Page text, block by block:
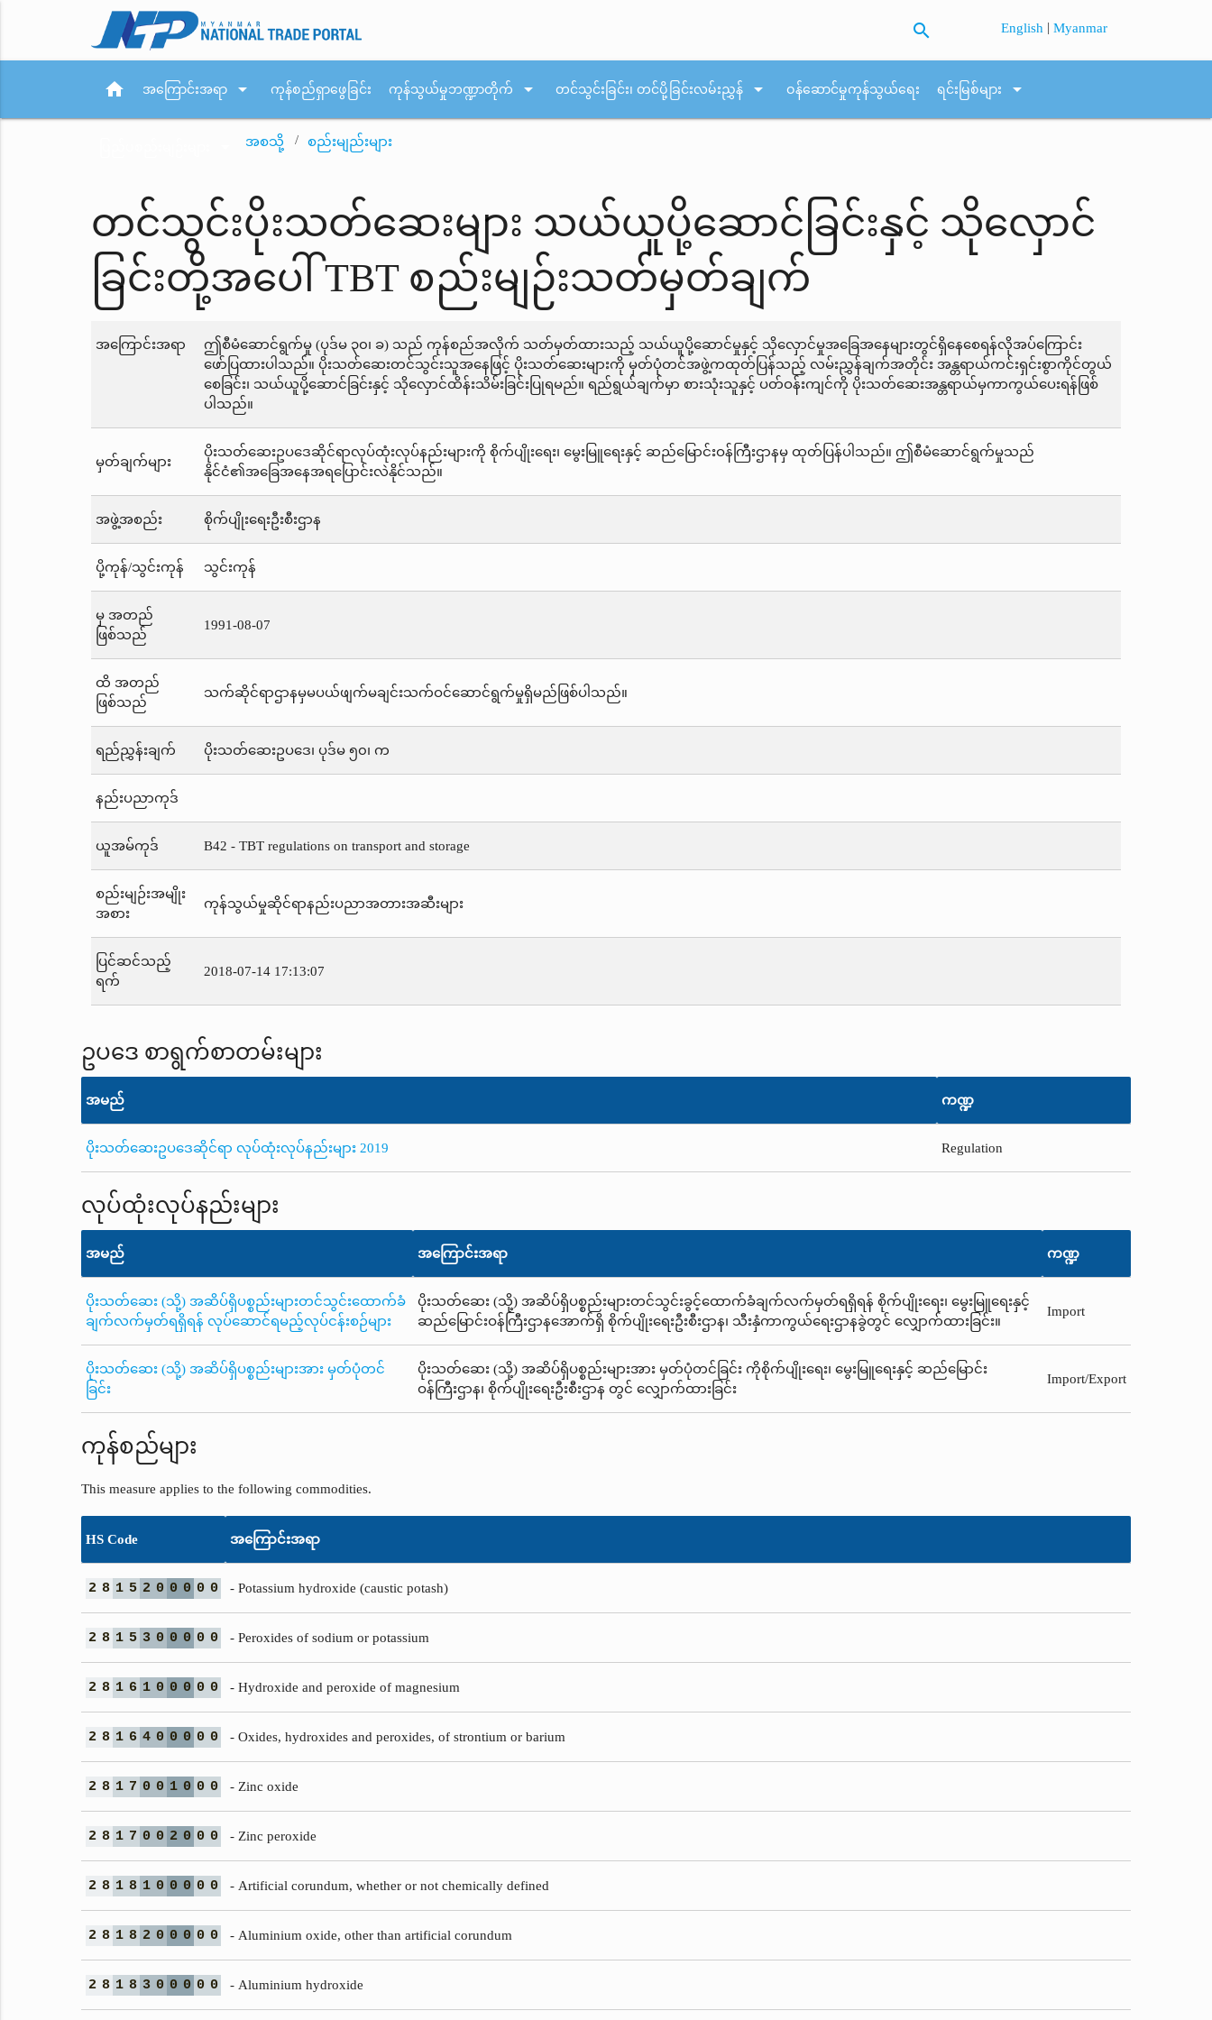
search English |Myanmar
home အကြောင်းအရာ arrow_drop_down ကုန်စည်ရှာဖွေခြင်း ကုန်သွယ်မှုဘဏ္ဍာတိုက် arrow_drop_down တင်သွင်းခြင်း၊ တင်ပို့ခြင်းလမ်းညွှန် arrow_drop_down ဝန်ဆောင်မှုကုန်သွယ်ရေး ရင်းမြစ်များ arrow_drop_down
အစသို့ စည်းမျည်းများ
တင်သွင်းပိုးသတ်ဆေးများ သယ်ယူပို့ဆောင်ခြင်းနှင့် သိုလှောင်
ခြင်းတို့အပေါ် TBT စည်းမျဉ်းသတ်မှတ်ချက်
အကြောင်းအရာ
ဤစီမံဆောင်ရွက်မှု (ပုဒ်မ ၃၀၊ ခ) သည် ကုန်စည်အလိုက် သတ်မှတ်ထားသည့် သယ်ယူပို့ဆောင်မှုနှင့် သိုလှောင်မှုအခြေအနေများတွင်ရှိနေစေရန်လိုအပ်ကြောင်း
ဖော်ပြထားပါသည်။ ပိုးသတ်ဆေးတင်သွင်းသူအနေဖြင့် ပိုးသတ်ဆေးများကို မှတ်ပုံတင်အဖွဲ့ကထုတ်ပြန်သည့် လမ်းညွှန်ချက်အတိုင်း အန္တရာယ်ကင်းရှင်းစွာကိုင်တွယ်
စေခြင်း၊ သယ်ယူပို့ဆောင်ခြင်းနှင့် သိုလှောင်ထိန်းသိမ်းခြင်းပြုရမည်။ ရည်ရွယ်ချက်မှာ စားသုံးသူနှင့် ပတ်ဝန်းကျင်ကို ပိုးသတ်ဆေးအန္တရာယ်မှကာကွယ်ပေးရန်ဖြစ်
ပါသည်။
မှတ်ချက်များ
ပိုးသတ်ဆေးဥပဒေဆိုင်ရာလုပ်ထုံးလုပ်နည်းများကို စိုက်ပျိုးရေး၊ မွေးမြူရေးနှင့် ဆည်မြောင်းဝန်ကြီးဌာနမှ ထုတ်ပြန်ပါသည်။ ဤစီမံဆောင်ရွက်မှုသည်
နိုင်ငံ၏အခြေအနေအရပြောင်းလဲနိုင်သည်။
အဖွဲ့အစည်း စိုက်ပျိုးရေးဦးစီးဌာန
ပို့ကုန်/သွင်းကုန် သွင်းကုန်
မှ အတည်
ဖြစ်သည်
1991-08-07
ထိ အတည်
ဖြစ်သည်
သက်ဆိုင်ရာဌာနမှမပယ်ဖျက်မချင်းသက်ဝင်ဆောင်ရွက်မှုရှိမည်ဖြစ်ပါသည်။
ရည်ညွှန်းချက် ပိုးသတ်ဆေးဥပဒေ၊ ပုဒ်မ ၅၀၊ က
နည်းပညာကုဒ်
ယူအမ်ကုဒ် B42 - TBT regulations on transport and storage
စည်းမျဉ်းအမျိုး
အစား
ကုန်သွယ်မှုဆိုင်ရာနည်းပညာအတားအဆီးများ
ပြင်ဆင်သည့်
ရက်
2018-07-14 17:13:07
ဥပဒေ စာရွက်စာတမ်းများ
အမည် ကဏ္ဍ
ပိုးသတ်ဆေးဥပဒေဆိုင်ရာ လုပ်ထုံးလုပ်နည်းများ 2019 Regulation
လုပ်ထုံးလုပ်နည်းများ
အမည် အကြောင်းအရာ ကဏ္ဍ
ပိုးသတ်ဆေး (သို့) အဆိပ်ရှိပစ္စည်းများတင်သွင်းထောက်ခံ
ချက်လက်မှတ်ရရှိရန် လုပ်ဆောင်ရမည့်လုပ်ငန်းစဉ်များ
ပိုးသတ်ဆေး (သို့) အဆိပ်ရှိပစ္စည်းများတင်သွင်းခွင့်ထောက်ခံချက်လက်မှတ်ရရှိရန် စိုက်ပျိုးရေး၊ မွေးမြူရေးနှင့်
ဆည်မြောင်းဝန်ကြီးဌာနအောက်ရှိ စိုက်ပျိုးရေးဦးစီးဌာန၊ သီးနှံကာကွယ်ရေးဌာနခွဲတွင် လျှောက်ထားခြင်း။
Import
ပိုးသတ်ဆေး (သို့) အဆိပ်ရှိပစ္စည်းများအား မှတ်ပုံတင်
ခြင်း
ပိုးသတ်ဆေး (သို့) အဆိပ်ရှိပစ္စည်းများအား မှတ်ပုံတင်ခြင်း ကိုစိုက်ပျိုးရေး၊ မွေးမြူရေးနှင့် ဆည်မြောင်း
ဝန်ကြီးဌာန၊ စိုက်ပျိုးရေးဦးစီးဌာန တွင် လျှောက်ထားခြင်း
Import/Export
ကုန်စည်များ
This measure applies to the following commodities.
HS Code အကြောင်းအရာ
2 8 1 5 2 0 0 0 0 0 - Potassium hydroxide (caustic potash)
2 8 1 5 3 0 0 0 0 0 - Peroxides of sodium or potassium
2 8 1 6 1 0 0 0 0 0 - Hydroxide and peroxide of magnesium
2 8 1 6 4 0 0 0 0 0 - Oxides, hydroxides and peroxides, of strontium or barium
2 8 1 7 0 0 1 0 0 0 - Zinc oxide
2 8 1 7 0 0 2 0 0 0 - Zinc peroxide
2 8 1 8 1 0 0 0 0 0 - Artificial corundum, whether or not chemically defined
2 8 1 8 2 0 0 0 0 0 - Aluminium oxide, other than artificial corundum
2 8 1 8 3 0 0 0 0 0 - Aluminium hydroxide